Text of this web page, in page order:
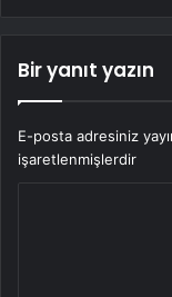
Bir yanıt yazın
E-posta adresiniz
işaretlenmişlerdir